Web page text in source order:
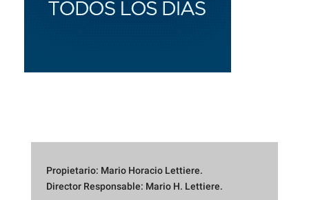
Propietario: Mario Horacio Lettiere.
Director Responsable: Mario H. Lettiere.